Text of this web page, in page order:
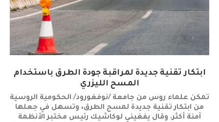
ابتكار تقنية جديدة لمراقبة جودة الطرق باستخدام
المسح الليزري
تمكن علماء روس من جامعة /نوفغورود/ الحكومية الروسية
من ابتكار تقنية جديدة لمسح الطرق، وتسهل في جعلها
آمنة أكثر. وقال يفغيني لوكاشيك رئيس مختبر الأنظمة